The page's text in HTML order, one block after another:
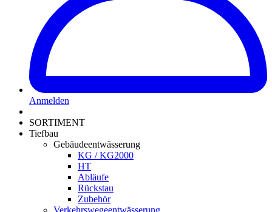
Anmelden
SORTIMENT
Tiefbau
Gebäudeentwässerung
KG / KG2000
HT
Abläufe
Rückstau
Zubehör